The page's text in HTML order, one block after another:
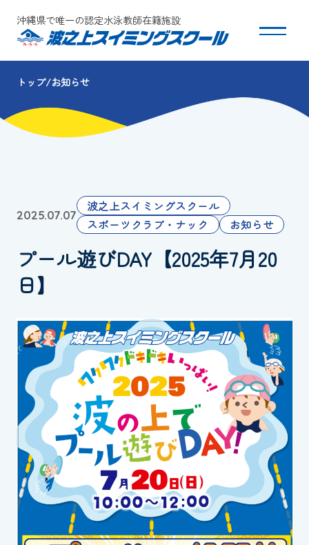
沖縄県で唯一の認定水泳教師在籍施設
スクールについて
コース・クラス紹介
団体会員募集
保護者の方へ
採用情報
お知らせ
カレンダー
波スイタイムズ
お問い合わせ
Tel.098-863-7264
平日 9:00～22:00｜土祝 9:00～21:00
トップ お知らせ
2025.07.07
波之上スイミングスクール
スポーツクラブ・ナック
お知らせ
プール遊びDAY【2025年7月20
日】